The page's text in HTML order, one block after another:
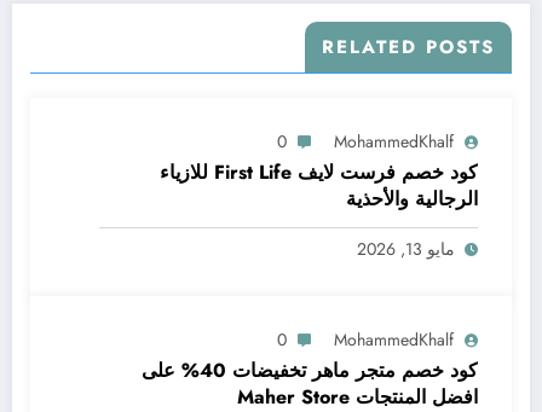
RELATED POSTS
MohammedKhalf
0
كود خصم فرست لايف First Life للازياء
الرجالية والأحذية
مايو 13, 2026
MohammedKhalf
0
كود خصم متجر ماهر تخفيضات 40% على
افضل المنتجات Maher Store